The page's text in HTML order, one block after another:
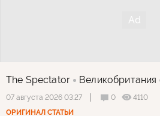
The Spectator Великобритания
07 августа 2026 03:27 0
4110
ОРИГИНАЛ СТАТЬИ